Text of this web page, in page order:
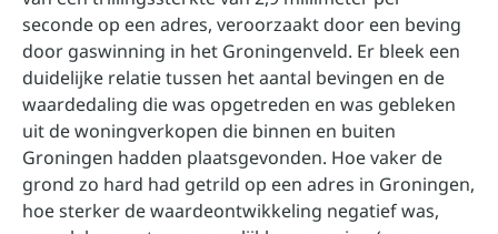
seconde op een adres, veroorzaakt door een beving
door gaswinning in het Groningenveld. Er bleek een
duidelijke relatie tussen het aantal bevingen en de
waardedaling die was opgetreden en was gebleken
uit de woningverkopen die binnen en buiten
Groningen hadden plaatsgevonden. Hoe vaker de
grond zo hard had getrild op een adres in Groningen,
hoe sterker de waardeontwikkeling negatief was,